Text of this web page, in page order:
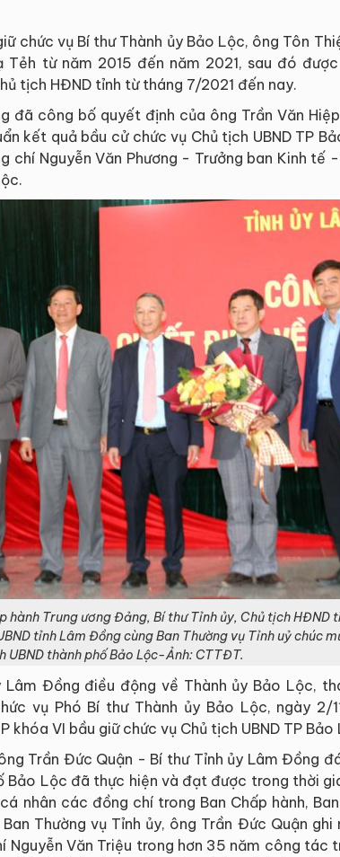
chức vụ Bí thư Thành ủy Bảo Lộc, ông Tôn
từ năm 2015 đến năm 2021, sau đó
tịch HĐND tỉnh từ tháng 7/2021 đến nay.
đã công bố quyết định của ông Trần Văn
kết quả bầu cử chức vụ Chủ tịch UBND TP
chí Nguyễn Văn Phương - Trưởng ban Kinh tế
hành Trung ương Đảng, Bí thư Tỉnh ủy, Chủ tịch HĐND
tỉnh Lâm Đồng cùng Ban Thường vụ Tỉnh uỷ chúc
UBND thành phố Bảo Lộc-Ảnh: CTTĐT.
Lâm Đồng điều động về Thành ủy Bảo Lộc,
vụ Phó Bí thư Thành ủy Bảo Lộc, ngày 2/
khóa VI bầu giữ chức vụ Chủ tịch UBND TP Bảo
Trần Đức Quận - Bí thư Tỉnh ủy Lâm Đồng
Bảo Lộc đã thực hiện và đạt được trong thời
nhân các đồng chí trong Ban Chấp hành,
Thường vụ Tỉnh ủy, ông Trần Đức Quận ghi
Nguyễn Văn Triệu trong hơn 35 năm công tác